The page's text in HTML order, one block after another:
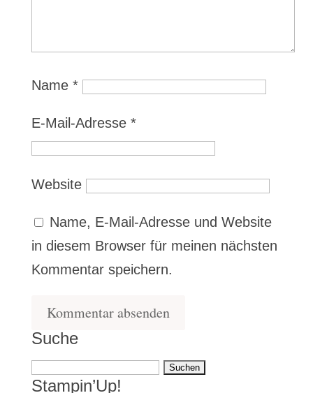
Name *
E-Mail-Adresse *
Website
Name, E-Mail-Adresse und Website
in diesem Browser für meinen nächsten
Kommentar speichern.
Suche
Suchen
nach:
Stampin’Up!